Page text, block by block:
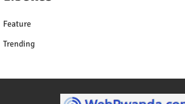
Feature
Trending